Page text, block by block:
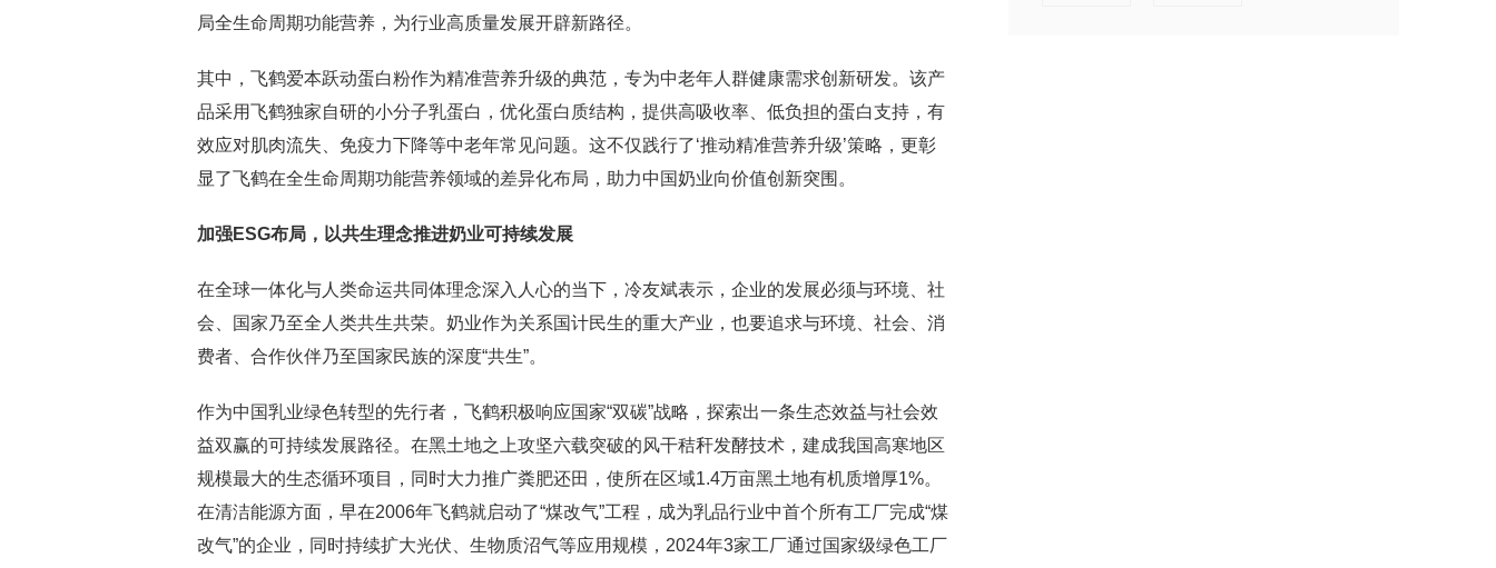
局全生命周期功能营养，为行业高质量发展开辟新路径。
其中，飞鹤爱本跃动蛋白粉作为精准营养升级的典范，专为中老年人群健康需求创新研发。该产
品采用飞鹤独家自研的小分子乳蛋白，优化蛋白质结构，提供高吸收率、低负担的蛋白支持，有
效应对肌肉流失、免疫力下降等中老年常见问题。这不仅践行了‘推动精准营养升级’策略，更彰
显了飞鹤在全生命周期功能营养领域的差异化布局，助力中国奶业向价值创新突围。
加强ESG布局，以共生理念推进奶业可持续发展
在全球一体化与人类命运共同体理念深入人心的当下，冷友斌表示，企业的发展必须与环境、社
会、国家乃至全人类共生共荣。奶业作为关系国计民生的重大产业，也要追求与环境、社会、消
费者、合作伙伴乃至国家民族的深度“共生”。
作为中国乳业绿色转型的先行者，飞鹤积极响应国家“双碳”战略，探索出一条生态效益与社会效
益双赢的可持续发展路径。在黑土地之上攻坚六载突破的风干秸秆发酵技术，建成我国高寒地区
规模最大的生态循环项目，同时大力推广粪肥还田，使所在区域1.4万亩黑土地有机质增厚1%。
在清洁能源方面，早在2006年飞鹤就启动了“煤改气”工程，成为乳品行业中首个所有工厂完成“煤
改气”的企业，同时持续扩大光伏、生物质沼气等应用规模，2024年3家工厂通过国家级绿色工厂